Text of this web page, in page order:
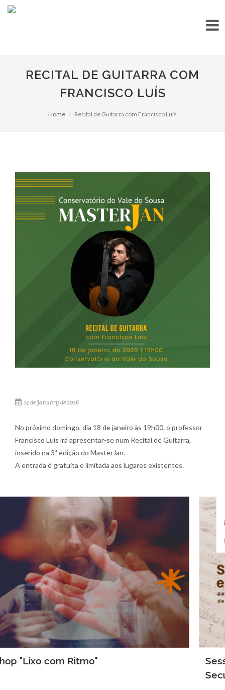
RECITAL DE GUITARRA COM
FRANCISCO LUÍS
Home Recital de Guitarra com Francisco Luís
14 de January de 2026
No próximo domingo, dia 18 de janeiro às 19h00, o professor
Francisco Luís irá apresentar-se num Recital de Guitarra,
inserido na 3ª edição do MasterJan.
A entrada é gratuita e limitada aos lugares existentes.
Sessão de Esclarecimento - Curso